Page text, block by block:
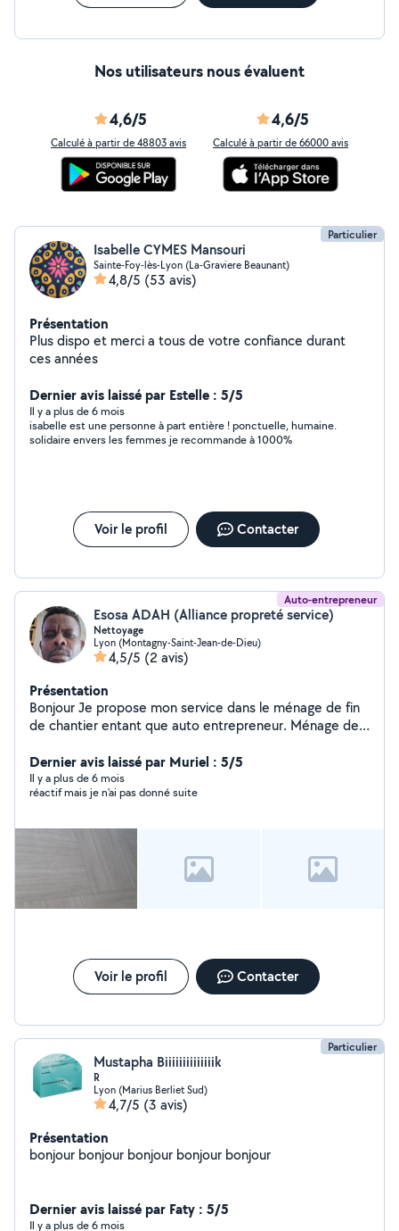
Nos utilisateurs nous évaluent
4,6/5
Calculé à partir de 48803 avis
4,6/5
Calculé à partir de 66000 avis
Particulier
Isabelle CYMES Mansouri
Sainte-Foy-lès-Lyon (La-Graviere Beaunant)
4,8/5 (53 avis)
Présentation
Plus dispo et merci a tous de votre confiance durant
ces années
Dernier avis laissé par Estelle : 5/5
Il y a plus de 6 mois
isabelle est une personne à part entière ! ponctuelle, humaine.
solidaire envers les femmes je recommande à 1000%
Voir le profil Contacter
Auto-entrepreneur
Esosa ADAH (Alliance propreté service)
Nettoyage
Lyon (Montagny-Saint-Jean-de-Dieu)
4,5/5 (2 avis)
Présentation
Bonjour Je propose mon service dans le ménage de fin
de chantier entant que auto entrepreneur. Ménage de
Dernier avis laissé par Muriel : 5/5
Il y a plus de 6 mois
réactif mais je n'ai pas donné suite
Voir le profil Contacter
Particulier
Mustapha Biiiiiiiiiiiiiik
R
Lyon (Marius Berliet Sud)
4,7/5 (3 avis)
Présentation
bonjour bonjour bonjour bonjour bonjour
Dernier avis laissé par Faty : 5/5
Il y a plus de 6 mois